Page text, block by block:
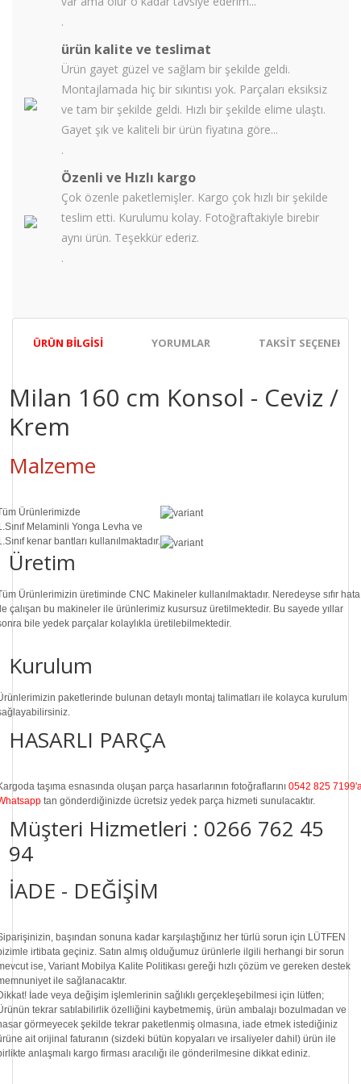
.
ürün kalite ve teslimat
Ürün gayet güzel ve sağlam bir şekilde geldi.
Montajlamada hiç bir sıkıntısı yok. Parçaları eksiksiz
ve tam bir şekilde geldi. Hızlı bir şekilde elime ulaştı.
Gayet şık ve kaliteli bir ürün fiyatına göre...
.
Özenli ve Hızlı kargo
Çok özenle paketlemişler. Kargo çok hızlı bir şekilde
teslim etti. Kurulumu kolay. Fotoğraftakiyle birebir
aynı ürün. Teşekkür ederiz.
.
ÜRÜN BILGISI YORUMLAR TAKSIT
Milan 160 cm Konsol - Ceviz /
Krem
Malzeme
Ürünlerimizde
Melaminli Yonga Levha ve
kenar bantları kullanılmaktadır.
Üretim
Ürünlerimizin üretiminde CNC Makineler kullanılmaktadır. Neredeyse sıfır hata
çalışan bu makineler ile ürünlerimiz kusursuz üretilmektedir. Bu sayede yıllar
bile yedek parçalar kolaylıkla üretilebilmektedir.
Kurulum
paketlerinde bulunan detaylı montaj talimatları ile kolayca kurulum
HASARLI PARÇA
taşıma esnasında oluşan parça hasarlarının fotoğraflarını 0542 825
tan gönderdiğinizde ücretsiz yedek parça hizmeti sunulacaktır.
Müşteri Hizmetleri : 0266 762 45
94
İADE - DEĞİŞİM
başından sonuna kadar karşılaştığınız her türlü sorun için LÜTFEN
irtibata geçiniz. Satın almış olduğumuz ürünlerle ilgili herhangi bir sorun
ise, Variant Mobilya Kalite Politikası gereği hızlı çözüm ve gereken destek
ile sağlanacaktır.
İade veya değişim işlemlerinin sağlıklı gerçekleşebilmesi için lütfen;
tekrar satılabilirlik özelliğini kaybetmemiş, ürün ambalajı bozulmadan ve
görmeyecek şekilde tekrar paketlenmiş olmasına, iade etmek istediğiniz
ait orijinal faturanın (sizdeki bütün kopyaları ve irsaliyeler dahil) ürün ile
anlaşmalı kargo firması aracılığı ile gönderilmesine dikkat ediniz.